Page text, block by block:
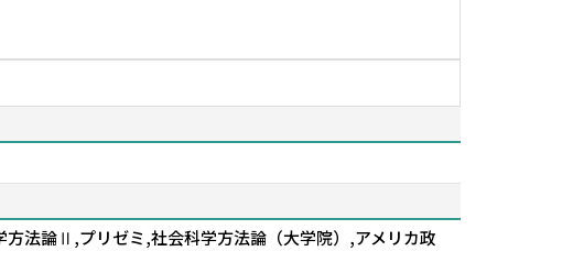
論Ⅱ,プリゼミ,社会科学方法論（大学院）,アメリカ政